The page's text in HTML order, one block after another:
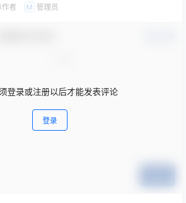
者 M 管理员
登录或注册以后才能发表评论
登录